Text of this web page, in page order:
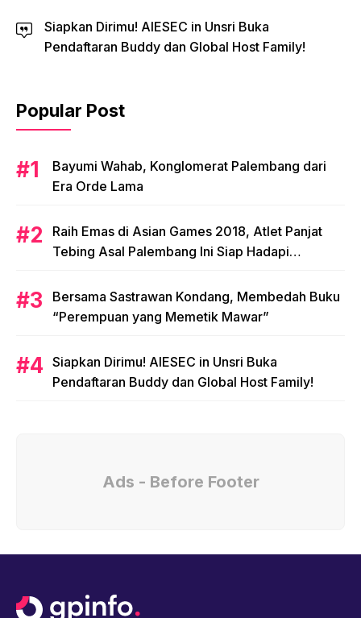
Siapkan Dirimu! AIESEC in Unsri Buka
Pendaftaran Buddy dan Global Host Family!
Popular Post
Bayumi Wahab, Konglomerat Palembang dari
Era Orde Lama
Raih Emas di Asian Games 2018, Atlet Panjat
Tebing Asal Palembang Ini Siap Hadapi
Bersama Sastrawan Kondang, Membedah Buku
“Perempuan yang Memetik Mawar”
Siapkan Dirimu! AIESEC in Unsri Buka
Pendaftaran Buddy dan Global Host Family!
Ads - Before Footer